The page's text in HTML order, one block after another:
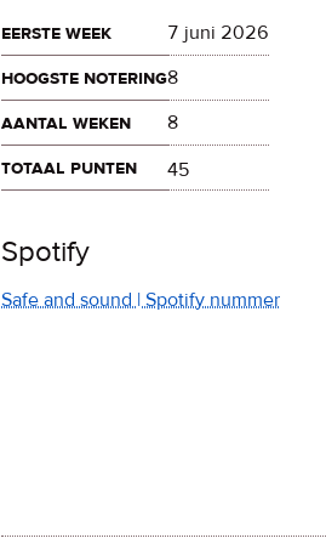
eerste week
7 juni 2026
hoogste notering8
aantal weken
8
totaal punten
45
Spotify
Safe and sound | Spotify nummer